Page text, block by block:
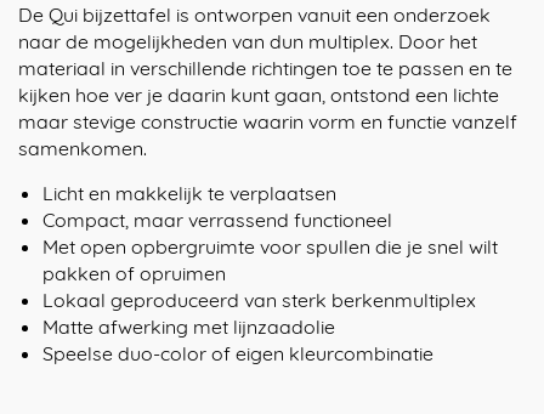
De Qui bijzettafel is ontworpen vanuit een onderzoek
naar de mogelijkheden van dun multiplex. Door het
materiaal in verschillende richtingen toe te passen en te
kijken hoe ver je daarin kunt gaan, ontstond een lichte
maar stevige constructie waarin vorm en functie vanzelf
samenkomen.
Licht en makkelijk te verplaatsen
Compact, maar verrassend functioneel
Met open opbergruimte voor spullen die je snel wilt
pakken of opruimen
Lokaal geproduceerd van sterk berkenmultiplex
Matte afwerking met lijnzaadolie
Speelse duo-color of eigen kleurcombinatie